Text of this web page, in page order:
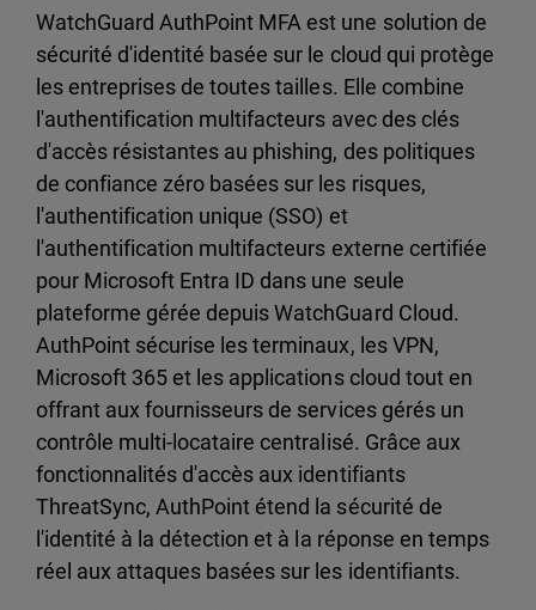
WatchGuard AuthPoint MFA est une solution de
sécurité d'identité basée sur le cloud qui protège
les entreprises de toutes tailles. Elle combine
l'authentification multifacteurs avec des clés
d'accès résistantes au phishing, des politiques
de confiance zéro basées sur les risques,
l'authentification unique (SSO) et
l'authentification multifacteurs externe certifiée
pour Microsoft Entra ID dans une seule
plateforme gérée depuis WatchGuard Cloud.
AuthPoint sécurise les terminaux, les VPN,
Microsoft 365 et les applications cloud tout en
offrant aux fournisseurs de services gérés un
contrôle multi-locataire centralisé. Grâce aux
fonctionnalités d'accès aux identifiants
ThreatSync, AuthPoint étend la sécurité de
l'identité à la détection et à la réponse en temps
réel aux attaques basées sur les identifiants.